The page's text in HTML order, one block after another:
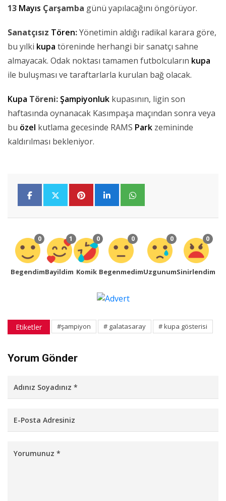
13 Mayıs Çarşamba günü yapılacağını öngörüyor.
Sanatçısız Tören:Yönetimin aldığı radikal karara göre,
bu yılki kupa töreninde herhangi bir sanatçı sahne
almayacak. Odak noktası tamamen futbolcuların kupa
ile buluşması ve taraftarlarla kurulan bağ olacak.
Kupa Töreni:Şampiyonluk kupasının, ligin son
haftasında oynanacak Kasımpaşa maçından sonra veya
bu özel kutlama gecesinde RAMS Park zemininde
kaldırılması bekleniyor.
0
Begendim
1
Bayildim
0
Komik
0
Begenmedim
0
Uzgunum
0
Sinirlendim
Etiketler #şampiyon # galatasaray # kupa gösterisi
Yorum Gönder